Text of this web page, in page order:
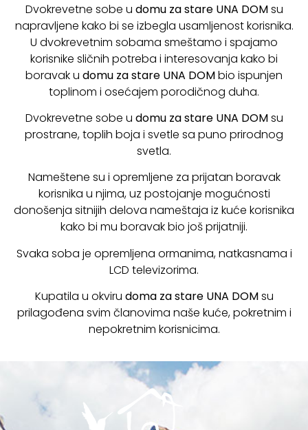
Dvokrevetne sobe u domu za stare UNA DOMsu
napravljene kako bi se izbegla usamljenost korisnika.
U dvokrevetnim sobama smeštamo i spajamo
korisnike sličnih potreba i interesovanja kako bi
boravak u domu za stare UNA DOMbio ispunjen
toplinom i osećajem porodičnog duha.
Dvokrevetne sobe u domu za stare UNA DOMsu
prostrane, toplih boja i svetle sa puno prirodnog
svetla.
Nameštene su i opremljene za prijatan boravak
korisnika u njima, uz postojanje mogućnosti
donošenja sitnijih delova nameštaja iz kuće korisnika
kako bi mu boravak bio još prijatniji.
Svaka soba je opremljena ormanima, natkasnama i
LCD televizorima.
Kupatila u okviru doma za stare UNA DOMsu
prilagođena svim članovima naše kuće, pokretnim i
nepokretnim korisnicima.